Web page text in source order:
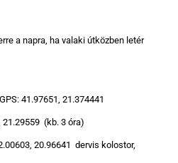
a napra, ha valaki útközben letér
41.97651, 21.374441
21.29559 (kb. 3 óra)
20.96641 dervis kolostor,